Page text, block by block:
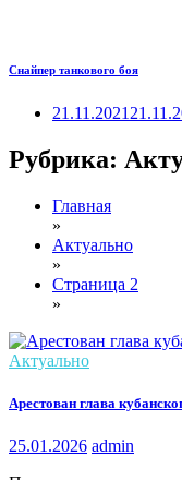
Снайпер танкового боя
21.11.2021
Рубрика:
Главная
»
Актуально
»
Страница 2
»
Актуально
Арестован глава
25.01.2026 admin